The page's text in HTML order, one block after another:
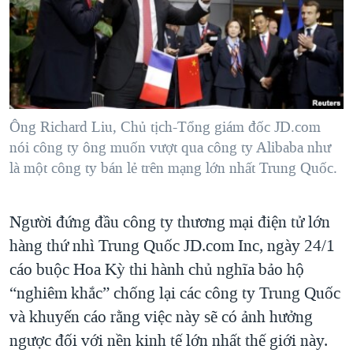
"Tìm"NGƯỜI VIỆT HẢI NGOẠI
ĐỜI SỐNG
KINH TẾ
KHOA HỌC
SỨC KHOẺ
VĂN HOÁ
GIÁO DỤC
TẠI
HÀNH TRÌNH BẦU CỬ 2024
MỘT NĂM CHIẾN TRANH TẠI DẢI GAZA
GIẢI MÃ VÀNH ĐAI & CON ĐƯỜNG
TRỊNH VĨNH BÌNH - NGƯỜI HẠ 'BÊN THẮNG CUỘC'
GROUND ZERO – XƯA VÀ NAY
CÁC GIÁ TRỊ CỘNG HÒA Ở VIỆT NAM
TRỊNH VĨNH BÌNH VS. CHÍNH PHỦ VIỆT NAM
NGƯ DÂN VIỆT VÀ LÀN SÓNG TRỘM HẢI SÂM
BÊN KIA QUỐC LỘ: TIẾNG VỌNG TỪ NÔNG THÔN MỸ
VIDEO
NGHE
MẠNG XÃ HỘI
Ngôn ngữ khác
Ông Richard Liu, Chủ tịch-Tổng giám đốc JD.com
nói công ty ông muốn vượt qua công ty Alibaba như
là một công ty bán lẻ trên mạng lớn nhất Trung Quốc.
Người đứng đầu công ty thương mại điện tử lớn
hàng thứ nhì Trung Quốc JD.com Inc, ngày 24/1
cáo buộc Hoa Kỳ thi hành chủ nghĩa bảo hộ
“nghiêm khắc” chống lại các công ty Trung Quốc
và khuyến cáo rằng việc này sẽ có ảnh hưởng
ngược đối với nền kinh tế lớn nhất thế giới này.